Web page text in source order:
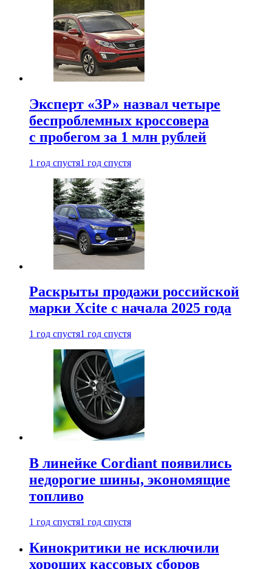
Эксперт «ЗР» назвал четыре
беспроблемных кроссовера
с пробегом за 1 млн рублей
1 год спустя1 год спустя
Раскрыты продажи российской
марки Xcite с начала 2025 года
1 год спустя1 год спустя
В линейке Cordiant появились
недорогие шины, экономящие
топливо
1 год спустя1 год спустя
Кинокритики не исключили
хороших кассовых сборов